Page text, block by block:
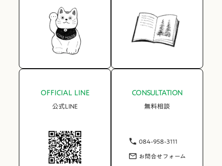
OFFICIAL LINE
公式LINE
CONSULTATION
無料相談
phone 084-958-3111
mail_outline お問合せフォーム